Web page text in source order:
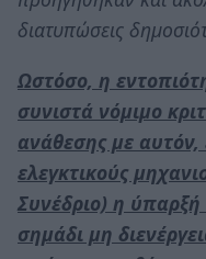
διατυπώσεις
Ωστόσο, η
συνιστά νόμιμο
ανάθεσης με
ελεγκτικούς
Συνέδριο) η ύπαρξή
σημάδι μη